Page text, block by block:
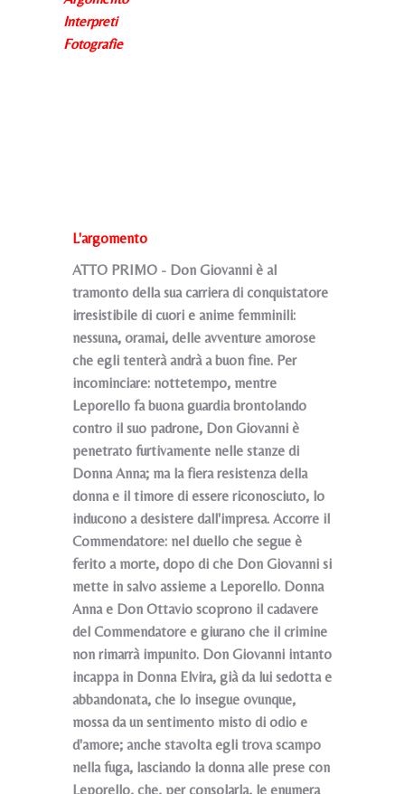
Interpreti
Fotografie
L'argomento
ATTO PRIMO - Don Giovanni è al
tramonto della sua carriera di conquistatore
irresistibile di cuori e anime femminili:
nessuna, oramai, delle avventure amorose
che egli tenterà andrà a buon fine. Per
incominciare: nottetempo, mentre
Leporello fa buona guardia brontolando
contro il suo padrone, Don Giovanni è
penetrato furtivamente nelle stanze di
Donna Anna; ma la fiera resistenza della
donna e il timore di essere riconosciuto, lo
inducono a desistere dall'impresa. Accorre il
Commendatore: nel duello che segue è
ferito a morte, dopo di che Don Giovanni si
mette in salvo assieme a Leporello. Donna
Anna e Don Ottavio scoprono il cadavere
del Commendatore e giurano che il crimine
non rimarrà impunito. Don Giovanni intanto
incappa in Donna Elvira, già da lui sedotta e
abbandonata, che lo insegue ovunque,
mossa da un sentimento misto di odio e
d'amore; anche stavolta egli trova scampo
nella fuga, lasciando la donna alle prese con
Leporello, che, per consolarla, le enumera